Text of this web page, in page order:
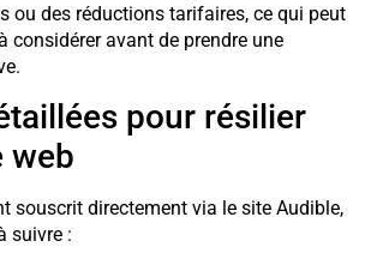
ou des réductions tarifaires, ce qui peut
considérer avant de prendre une
pour résilier
web
souscrit directement via le site Audible,
suivre :